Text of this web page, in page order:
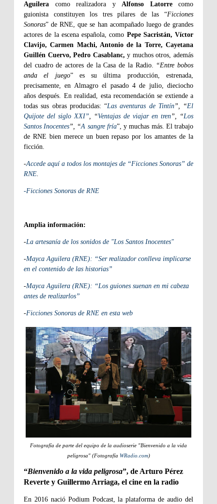
Aguilera como realizadora y Alfonso Latorrecomo
guionista constituyen los tres pilares de las “Ficciones
Sonoras” de RNE, que se han acompañado luego de grandes
actores de la escena española, como Pepe Sacristán, Víctor
Clavijo, Carmen Machi, Antonio de la Torre, Cayetana
Guillén Cuervo, Pedro Casablanc, y muchos otros, además
del cuadro de actores de la Casa de la Radio. “Entre bobos
anda el juego” es su última producción, estrenada,
precisamente, en Almagro el pasado 4 de julio, dieciocho
años después. En realidad, esta recomendación se extiende a
todas sus obras producidas: “Las aventuras de Tintín”, “El
Quijote del siglo XXI”, “Ventajas de viajar en tren”, “Los
Santos Inocentes”, “A sangre fría”, y muchas más. El trabajo
de RNE bien merece un buen repaso por los amantes de la
ficción.
-Accede aquí a todos los montajes de “Ficciones Sonoras” de
RNE.
-Ficciones Sonoras de RNE
Amplia información:
-La artesanía de los sonidos de "Los Santos Inocentes"
-Mayca Aguilera (RNE): “Ser realizador conlleva implicarse
en el contenido de las historias”
-Mayca Aguilera (RNE): “Los guiones suenan en mi cabeza
antes de realizarlos”
-Ficciones Sonoras de RNE en esta web
Fotografía de parte del equipo de la audioserie "Bienvenido a la vida
peligrosa" (Fotografía WRadio.com)
“Bienvenido a la vida peligrosa”, de Arturo Pérez
Reverte y Guillermo Arriaga, el cine en la radio
En 2016 nació Podium Podcast, la plataforma de audio del